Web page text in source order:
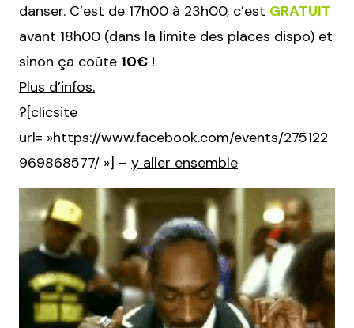
danser. C’est de 17h00 à 23h00, c’est GRATUIT
avant 18h00 (dans la limite des places dispo) et
sinon ça coûte 10€ !
Plus d’infos.
?[clicsite
url= »https://www.facebook.com/events/275122
969868577/ »] – y aller ensemble